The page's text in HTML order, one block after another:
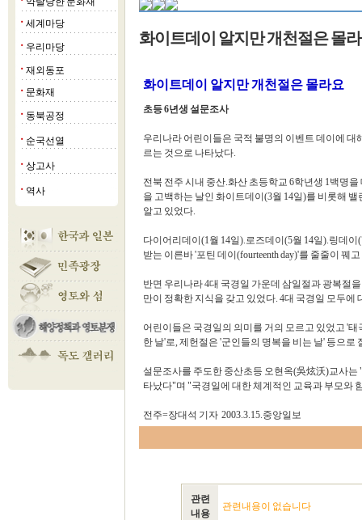
■ 세계마당
■ 우리마당
■ 재외동포
■ 문화재
■ 동북공정
■ 순국선열
■ 상고사
■ 역사
화이트데이 알지만 개천절은 몰
화이트데이 알지만 개천절은 몰라요
초등 6년생 설문조사
우리나라 어린이들은 국적 불명의 이벤트 데이에
르는 것으로 나타났다.
전북 전주 시내 중산.화산 초등학교 6학년생 1백명
을 고백하는 날인 화이트데이(3월 14일)를 비롯해
알고 있었다.
다이어리데이(1월 14일).로즈데이(5월 14일).링데
받는 이른바 '포틴 데이(fourteenth day)'를 줄줄이 꿰
반면 우리나라 4대 국경일 가운데 삼일절과 광복절
만이 정확한 지식을 갖고 있었다. 4대 국경일 모두
어린이들은 국경일의 의미를 거의 모르고 있었고 '
한 날'로, 제헌절은 '군인들의 명복을 비는 날' 등으로
설문조사를 주도한 중산초등 오현옥(吳炫沃)교사는
타났다"며 "국경일에 대한 체계적인 교육과 부모와
전주=장대석 기자 2003.3.15.중앙일보
관련
내용
관련내용이 없습니다